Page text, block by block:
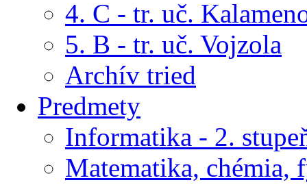
4. C - tr. uč.
5. B - tr. uč. Vojzola
Archív tried
Predmety
Informatika - 2.
Matematika, chémia,